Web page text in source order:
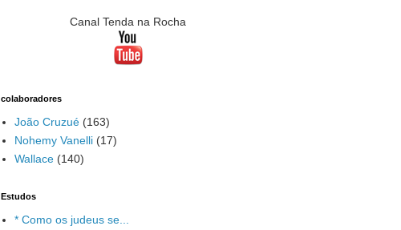
Canal Tenda na Rocha
colaboradores
João Cruzué (163)
Nohemy Vanelli (17)
Wallace (140)
Estudos
* Como os judeus se...